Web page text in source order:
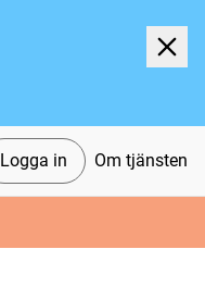
Logga in Om tjänsten